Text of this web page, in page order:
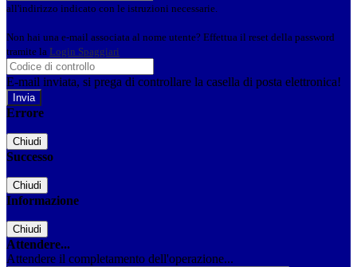
all'indirizzo indicato con le istruzioni necessarie.
Non hai una e-mail associata al nome utente? Effettua il reset della password
tramite la Login Spaggiari
E-mail inviata, si prega di controllare la casella di posta elettronica!
Errore
Chiudi
Successo
Chiudi
Informazione
Chiudi
Attendere...
Attendere il completamento dell'operazione...